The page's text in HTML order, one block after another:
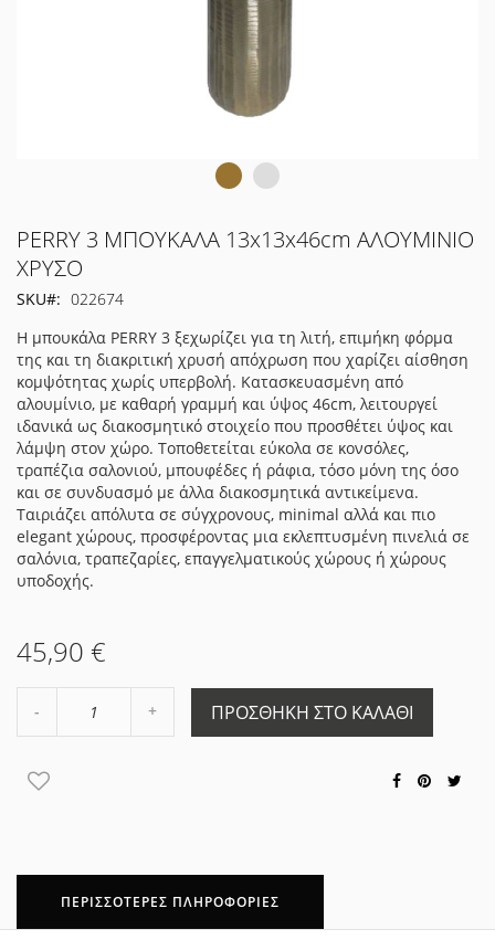
Μετάβαση
στην
αρχή
της
εικόνων
PERRY 3 ΜΠΟΥΚΑΛΑ 13x13x46cm ΑΛΟΥΜΙΝΙΟ
ΧΡΥΣΟ
SKU
022674
Η μπουκάλα PERRY 3 ξεχωρίζει για τη λιτή, επιμήκη φόρμα
της και τη διακριτική χρυσή απόχρωση που χαρίζει αίσθηση
κομψότητας χωρίς υπερβολή. Κατασκευασμένη από
αλουμίνιο, με καθαρή γραμμή και ύψος 46cm, λειτουργεί
ιδανικά ως διακοσμητικό στοιχείο που προσθέτει ύψος και
λάμψη στον χώρο. Τοποθετείται εύκολα σε κονσόλες,
τραπέζια σαλονιού, μπουφέδες ή ράφια, τόσο μόνη της όσο
και σε συνδυασμό με άλλα διακοσμητικά αντικείμενα.
Ταιριάζει απόλυτα σε σύγχρονους, minimal αλλά και πιο
elegant χώρους, προσφέροντας μια εκλεπτυσμένη πινελιά σε
σαλόνια, τραπεζαρίες, επαγγελματικούς χώρους ή χώρους
υποδοχής.
45,90 €
κατά
1
Αύξηση
ΠΡΟΣΘΉΚΗ ΣΤΟ ΚΑΛΆΘΙ
ΠΕΡΙΣΣΌΤΕΡΕΣ ΠΛΗΡΟΦΟΡΊΕΣ